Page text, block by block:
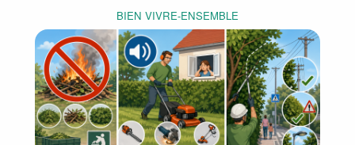
BIEN VIVRE-ENSEMBLE